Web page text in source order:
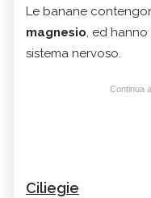
Le banane
magnesio, ed
sistema nervoso.
Continua
Ciliegie